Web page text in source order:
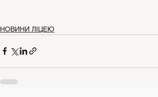
НОВИНИ ЛІЦЕЮ